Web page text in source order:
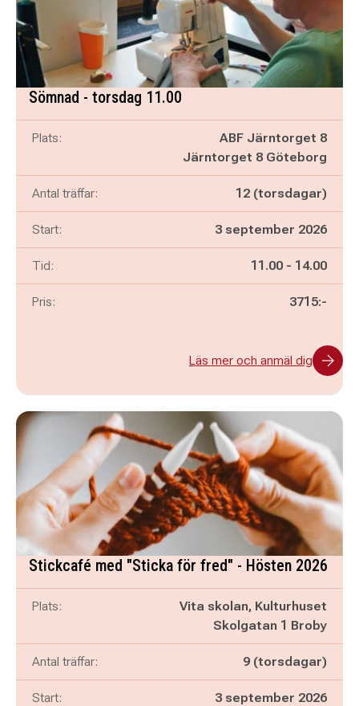
Sömnad - torsdag 11.00
Plats:
ABF Järntorget 8
Järntorget 8 Göteborg
Antal träffar: 12 (torsdagar)
Start: 3 september 2026
Tid: Pågår mellan
11.00 - och
14.00
Pris: 3715:-
Läs mer och anmäl dig
Stickcafé med "Sticka för fred" - Hösten 2026
Plats:
Vita skolan, Kulturhuset
Skolgatan 1 Broby
Antal träffar: 9 (torsdagar)
Start: 3 september 2026